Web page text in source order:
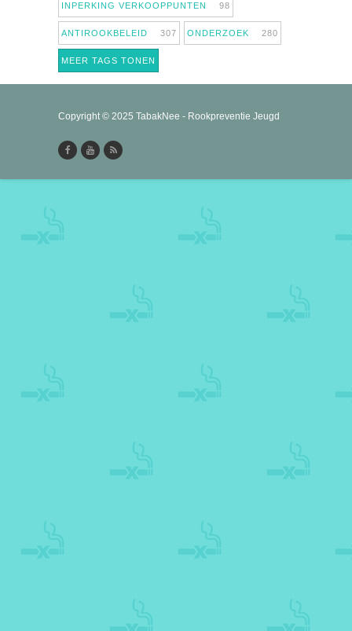
INPERKING VERKOOPPUNTEN 98
ANTIROOKBELEID 307 ONDERZOEK 280
MEER TAGS TONEN
Copyright © 2025 TabakNee - Rookpreventie Jeugd